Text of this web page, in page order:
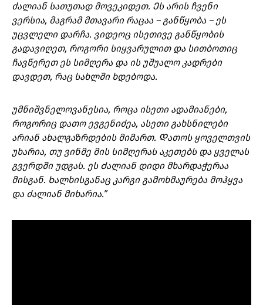
ძალიან სათუთად მოვეკიდეთ. Ეს არის ჩვენი
ვერსია, მაგრამ მთავარი რაცაა – განწყობა – ეს
უცვლელი დარჩა. ვიდეოც ისეთივე განწყობის
გადავიღეთ, როგორი სიყვარულით და სითბოთიც
ჩავწერეთ ეს სიმღერა და ის უშუალო კადრები
დავდეთ, რაც სახლში ხდებოდა.
უმნიშვნელოვანესია, როცა ისეთი ადამიანები,
როგორიც დათო ევგენიძეა, ასეთი გახსნილები
არიან ახალგაზრდების მიმართ. Დათოს ყოველთვის
უხარია, თუ ვინმე მის სიმღერას აკეთებს და ყველას
გვერდში უდგას. ეს Ძალიან დიდი მხარდაჭერაა
მისგან. Ხალხისგანაც კარგი გამოხმაურება მოჰყვა
და ძალიან მიხარია.”